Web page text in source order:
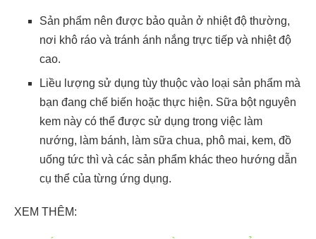
Sản phẩm nên được bảo quản ở nhiệt độ thường,
nơi khô ráo và tránh ánh nắng trực tiếp và nhiệt độ
cao.
Liều lượng sử dụng tùy thuộc vào loại sản phẩm mà
bạn đang chế biến hoặc thực hiện. Sữa bột nguyên
kem này có thể được sử dụng trong việc làm
nướng, làm bánh, làm sữa chua, phô mai, kem, đồ
uống tức thì và các sản phẩm khác theo hướng dẫn
cụ thể của từng ứng dụng.
XEM THÊM: